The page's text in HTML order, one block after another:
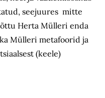
seejuures mitte
Herta Mülleri enda
Mülleri metafoorid ja
(keele)